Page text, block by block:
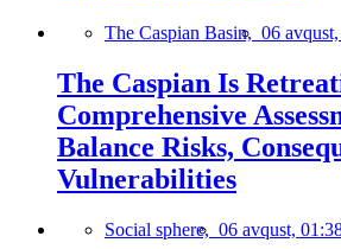
The Caspian Basin, 06
The Caspian Is
Comprehensive
Balance Risks,
Vulnerabilities
Social sphere, 06 avqust,